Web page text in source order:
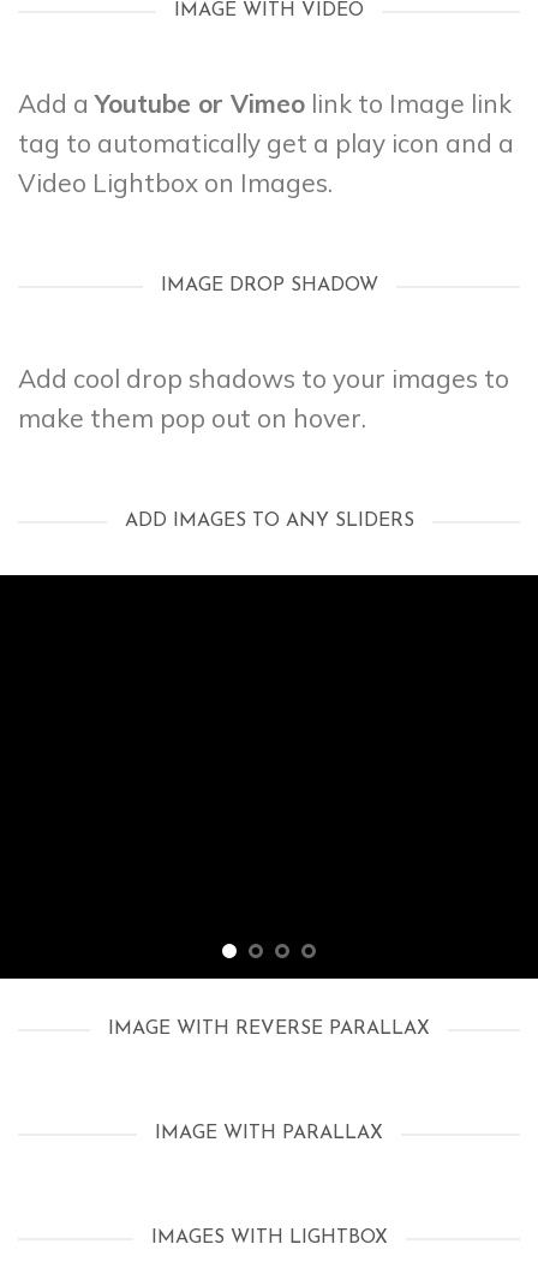
IMAGE WITH VIDEO
Add aYoutube or Vimeo link to Image link
tag to automatically get a play icon and a
Video Lightbox on Images.
IMAGE DROP SHADOW
Add cool drop shadows to your images to
make them pop out on hover.
ADD IMAGES TO ANY SLIDERS
IMAGE WITH REVERSE PARALLAX
IMAGE WITH PARALLAX
IMAGES WITH LIGHTBOX